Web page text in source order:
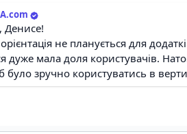
Денисе!
не планується для
дуже мала доля користувачів.
зручно користуватись в